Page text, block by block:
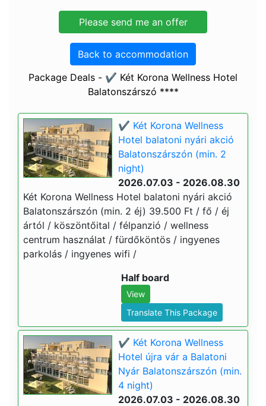
Back to accommodation
Package Deals - ✔️ Két Korona Wellness Hotel
Balatonszárszó ****
✔️ Két Korona Wellness
Hotel balatoni nyári akció
Balatonszárszón (min. 2
night)
2026.07.03 - 2026.08.30
Két Korona Wellness Hotel balatoni nyári akció
Balatonszárszón (min. 2 éj) 39.500 Ft / fő / éj
ártól / köszöntőital / félpanzió / wellness
centrum használat / fürdőköntös / ingyenes
parkolás / ingyenes wifi /
Half board
View
Translate This Package
✔️ Két Korona Wellness
Hotel újra vár a Balatoni
Nyár Balatonszárszón (min.
4 night)
2026.07.03 - 2026.08.30